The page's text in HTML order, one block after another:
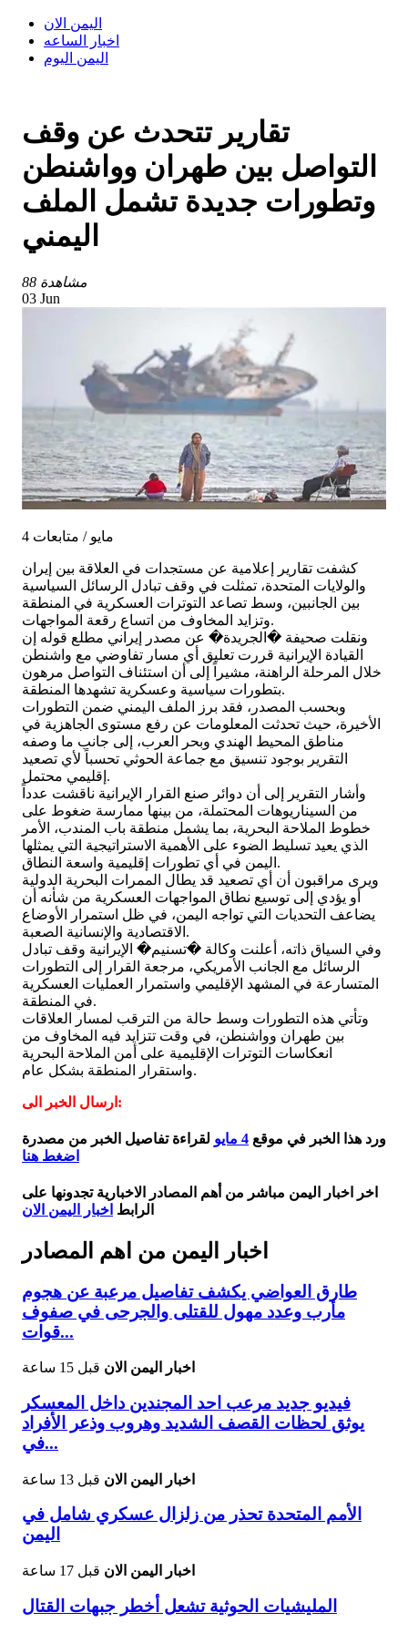
اليمن الان
اخبار الساعه
اليمن اليوم
تقارير تتحدث عن وقف
التواصل بين طهران وواشنطن
وتطورات جديدة تشمل الملف
اليمني
88 مشاهدة
03 Jun
4 مايو / متابعات
كشفت تقارير إعلامية عن مستجدات في العلاقة بين إيران
والولايات المتحدة، تمثلت في وقف تبادل الرسائل السياسية
بين الجانبين، وسط تصاعد التوترات العسكرية في المنطقة
وتزايد المخاوف من اتساع رقعة المواجهات.
ونقلت صحيفة �الجريدة� عن مصدر إيراني مطلع قوله إن
القيادة الإيرانية قررت تعليق أي مسار تفاوضي مع واشنطن
خلال المرحلة الراهنة، مشيراً إلى أن استئناف التواصل مرهون
بتطورات سياسية وعسكرية تشهدها المنطقة.
وبحسب المصدر، فقد برز الملف اليمني ضمن التطورات
الأخيرة، حيث تحدثت المعلومات عن رفع مستوى الجاهزية في
مناطق المحيط الهندي وبحر العرب، إلى جانب ما وصفه
التقرير بوجود تنسيق مع جماعة الحوثي تحسباً لأي تصعيد
إقليمي محتمل.
وأشار التقرير إلى أن دوائر صنع القرار الإيرانية ناقشت عدداً
من السيناريوهات المحتملة، من بينها ممارسة ضغوط على
خطوط الملاحة البحرية، بما يشمل منطقة باب المندب، الأمر
الذي يعيد تسليط الضوء على الأهمية الاستراتيجية التي يمثلها
اليمن في أي تطورات إقليمية واسعة النطاق.
ويرى مراقبون أن أي تصعيد قد يطال الممرات البحرية الدولية
أو يؤدي إلى توسيع نطاق المواجهات العسكرية من شأنه أن
يضاعف التحديات التي تواجه اليمن، في ظل استمرار الأوضاع
الاقتصادية والإنسانية الصعبة.
وفي السياق ذاته، أعلنت وكالة �تسنيم� الإيرانية وقف تبادل
الرسائل مع الجانب الأمريكي، مرجعة القرار إلى التطورات
المتسارعة في المشهد الإقليمي واستمرار العمليات العسكرية
في المنطقة.
وتأتي هذه التطورات وسط حالة من الترقب لمسار العلاقات
بين طهران وواشنطن، في وقت تتزايد فيه المخاوف من
انعكاسات التوترات الإقليمية على أمن الملاحة البحرية
واستقرار المنطقة بشكل عام.
ارسال الخبر الى:
ورد هذا الخبر في موقع 4 مايو
لقراءة تفاصيل الخبر من مصدرة
اضغط هنا
اخر اخبار اليمن مباشر من أهم المصادر الاخبارية تجدونها على
الرابط اخبار اليمن الان
اخبار اليمن من اهم المصادر
طارق العواضي يكشف تفاصيل مرعبة عن هجوم
مأرب وعدد مهول للقتلى والجرحى في صفوف
قوات...
اخبار اليمن الان قبل 15 ساعة
فيديو جديد مرعب احد المجندين داخل المعسكر
يوثق لحظات القصف الشديد وهروب وذعر الأفراد
في...
اخبار اليمن الان قبل 13 ساعة
الأمم المتحدة تحذر من زلزال عسكري شامل في
اليمن
اخبار اليمن الان قبل 17 ساعة
المليشيات الحوثية تشعل أخطر جبهات القتال